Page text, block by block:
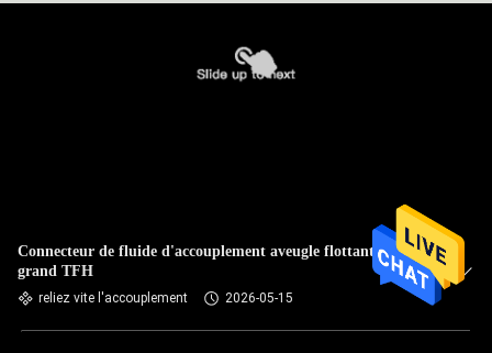
Connecteur de fluide d'accouplement aveugle flottant radial
grand TFH
reliez vite l'accouplement 2026-05-15